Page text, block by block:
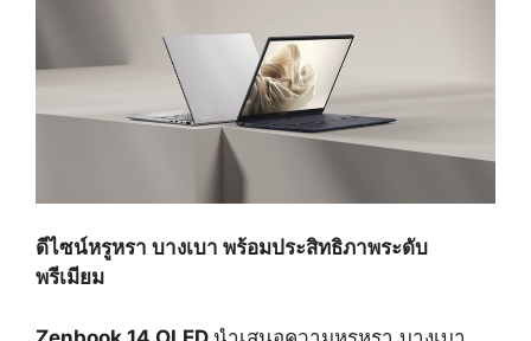
ดีไซน์หรูหรา บางเบา พร้อมประสิทธิภาพระดับ
พรีเมียม